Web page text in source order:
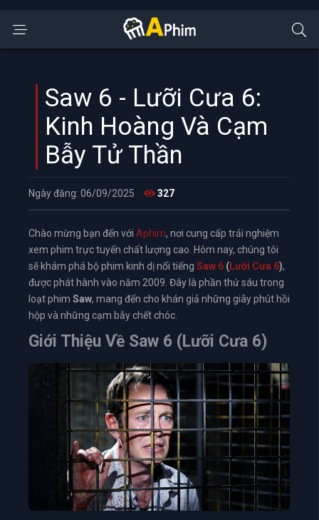
Saw 6 - Lưỡi Cưa 6:
Kinh Hoàng Và Cạm
Bẫy Tử Thần
Ngày đăng: 06/09/2025 327
Chào mừng bạn đến với Aphim, nơi cung cấp trải nghiệm
xem phim trực tuyến chất lượng cao. Hôm nay, chúng tôi
sẽ khám phá bộ phim kinh dị nổi tiếng Saw 6 (Lưỡi Cưa 6),
được phát hành vào năm 2009. Đây là phần thứ sáu trong
loạt phim Saw, mang đến cho khán giả những giây phút hồi
hộp và những cạm bẫy chết chóc.
Giới Thiệu Về Saw 6 (Lưỡi Cưa 6)